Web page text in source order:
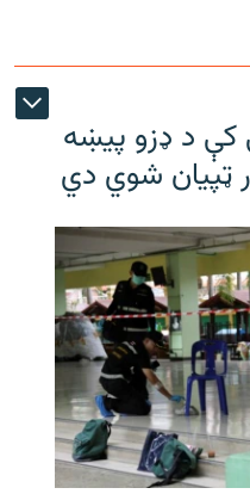
کې د ډزو پیښه